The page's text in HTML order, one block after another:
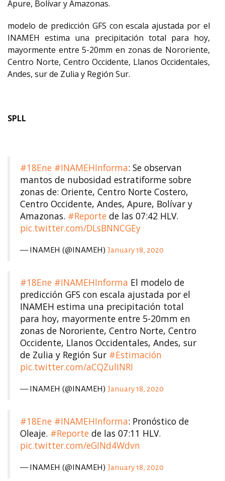
Apure, Bolívar y Amazonas.
modelo de predicción GFS con escala ajustada por el
INAMEH estima una precipitación total para hoy,
mayormente entre 5-20mm en zonas de Nororiente,
Centro Norte, Centro Occidente, Llanos Occidentales,
Andes, sur de Zulia y Región Sur.
SPLL
#18Ene #INAMEHInforma: Se observan
mantos de nubosidad estratiforme sobre
zonas de: Oriente, Centro Norte Costero,
Centro Occidente, Andes, Apure, Bolívar y
Amazonas. #Reporte de las 07:42 HLV.
pic.twitter.com/DLsBNNCGEy
— INAMEH (@INAMEH) January 18, 2020
#18Ene #INAMEHInforma El modelo de
predicción GFS con escala ajustada por el
INAMEH estima una precipitación total
para hoy, mayormente entre 5-20mm en
zonas de Nororiente, Centro Norte, Centro
Occidente, Llanos Occidentales, Andes, sur
de Zulia y Región Sur #Estimación
pic.twitter.com/aCQZulINRI
— INAMEH (@INAMEH) January 18, 2020
#18Ene #INAMEHInforma: Pronóstico de
Oleaje. #Reporte de las 07:11 HLV.
pic.twitter.com/eGINd4Wdvn
— INAMEH (@INAMEH) January 18, 2020